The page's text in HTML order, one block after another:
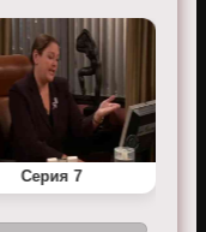
Серия 7